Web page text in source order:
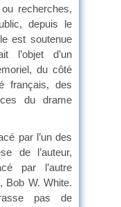
recherches,
depuis le
est soutenue
l’objet d’un
du côté
français, des
du drame
par l’un des
de l’auteur,
par l’autre
Bob W. White.
pas de